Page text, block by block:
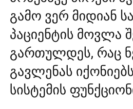
გამო ვერ მიდიან
პაციენტის მოვლა
გართულდეს, რაც
გავლენას
სისტემის